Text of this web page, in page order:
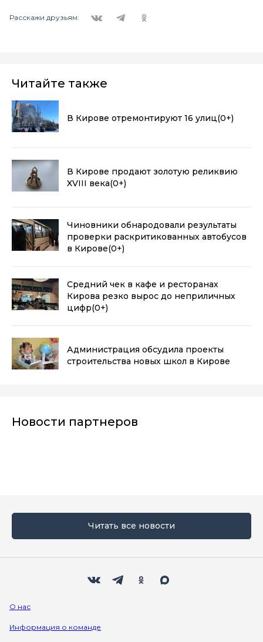
Расскажи друзьям:
Читайте также
В Кирове отремонтируют 16 улиц(0+)
В Кирове продают золотую реликвию
XVIII века(0+)
Чиновники обнародовали результаты
проверки раскритикованных автобусов
в Кирове(0+)
Средний чек в кафе и ресторанах
Кирова резко вырос до неприличных
цифр(0+)
Администрация обсудила проекты
строительства новых школ в Кирове
Новости партнеров
Читать все новости
О нас
Информация о команде